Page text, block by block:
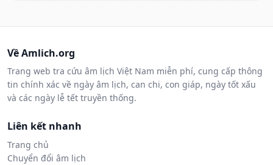
Về Amlich.org
Trang web tra cứu âm lịch Việt Nam miễn phí, cung cấp thông
tin chính xác về ngày âm lịch, can chi, con giáp, ngày tốt xấu
và các ngày lễ tết truyền thống.
Liên kết nhanh
Trang chủ
Chuyển đổi âm lịch